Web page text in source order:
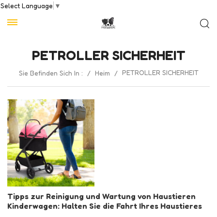
Select Language ▼
PETROLLER SICHERHEIT
Sie Befinden Sich In : / Heim / PETROLLER SICHERHEIT
Tipps zur Reinigung und Wartung von Haustieren
Kinderwagen: Halten Sie die Fahrt Ihres Haustieres